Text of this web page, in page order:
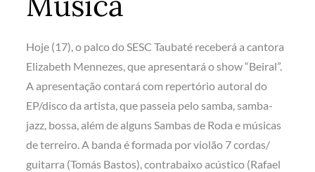
Hoje (17), o palco do SESC Taubaté receberá a cantora
Elizabeth Mennezes, que apresentará o show “Beiral”.
A apresentação contará com repertório autoral do
EP/disco da artista, que passeia pelo samba, samba-
jazz, bossa, além de alguns Sambas de Roda e músicas
de terreiro. A banda é formada por violão 7 cordas/
guitarra (Tomás Bastos), contrabaixo acústico (Rafael